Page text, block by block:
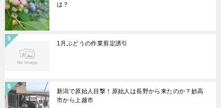
は？
1月ぶどうの作業剪定誘引
新潟で原始人目撃！原始人は長野から来たのか？妙高
市から上越市